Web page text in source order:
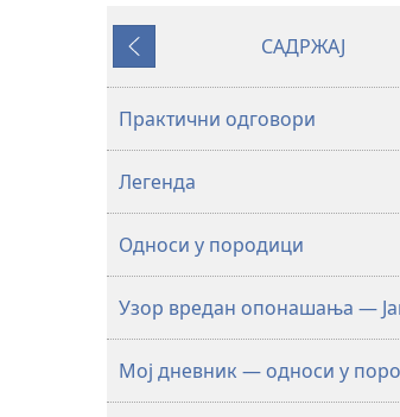
Претходно
САДРЖАЈ
Практични одговори
Легенда
Односи у породици
Узор вредан опонашања —
Мој дневник — односи у